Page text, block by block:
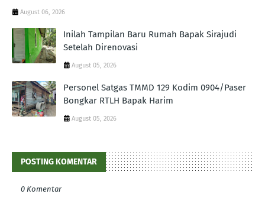
August 06, 2026
Inilah Tampilan Baru Rumah Bapak Sirajudi
Setelah Direnovasi
August 05, 2026
Personel Satgas TMMD 129 Kodim 0904/Paser
Bongkar RTLH Bapak Harim
August 05, 2026
POSTING KOMENTAR
0 Komentar